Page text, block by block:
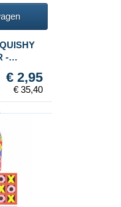
-
Cm -
€ 2,95
€ 35,40